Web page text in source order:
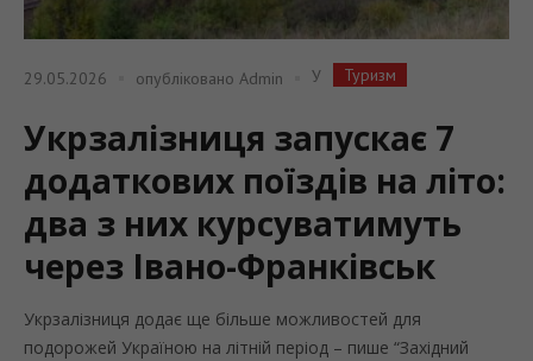
29.05.2026 опубліковано Admin У Туризм
Укрзалізниця запускає 7
додаткових поїздів на літо:
два з них курсуватимуть
через Івано-Франківськ
Укрзалізниця додає ще більше можливостей для
подорожей Україною на літній період – пише “Західний